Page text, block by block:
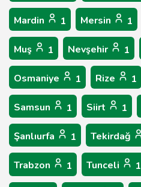
Mardin 1 Mersin 1
Muş 1 Nevşehir 1
Osmaniye 1 Rize 1
Samsun 1 Siirt 1
Şanlıurfa 1 Tekirdağ
Trabzon 1 Tunceli 1